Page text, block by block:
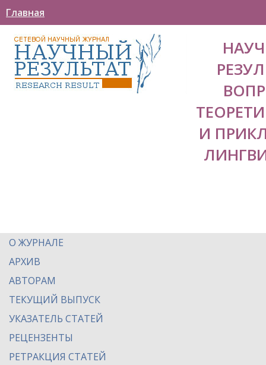
Главная
И
О ЖУРНАЛЕ
АРХИВ
АВТОРАМ
ТЕКУЩИЙ ВЫПУСК
УКАЗАТЕЛЬ СТАТЕЙ
РЕЦЕНЗЕНТЫ
РЕТРАКЦИЯ СТАТЕЙ